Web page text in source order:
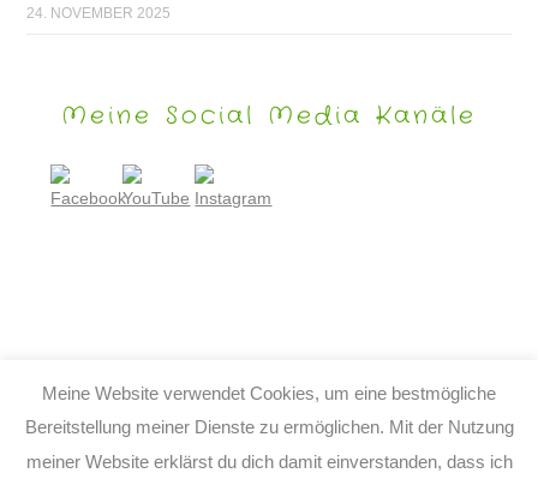
24. NOVEMBER 2025
Meine Social Media Kanäle
Meine Website verwendet Cookies, um eine bestmögliche
Bereitstellung meiner Dienste zu ermöglichen. Mit der Nutzung
meiner Website erklärst du dich damit einverstanden, dass ich